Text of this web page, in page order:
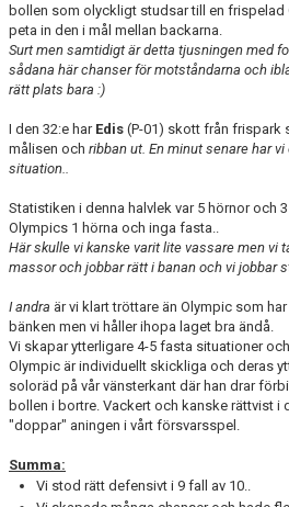
bollen som olyckligt studsar till en frispelad
peta in den i mål mellan backarna.
Surt men samtidigt är detta tjusningen med
sådana här chanser för motståndarna och
rätt plats bara :)
I den 32:e har Edis (P-01) skott från frispark
målisen och ribban ut. En minut senare har
situation..
Statistiken i denna halvlek var 5 hörnor och
Olympics 1 hörna och inga fasta..
Här skulle vi kanske varit lite vassare men vi
massor och jobbar rätt i banan och vi jobbar
I andra är vi klart tröttare än Olympic som
bänken men vi håller ihopa laget bra ändå.
Vi skapar ytterligare 4-5 fasta situationer
Olympic är individuellt skickliga och deras
soloräd på vår vänsterkant där han drar
bollen i bortre. Vackert och kanske rättvist i
"doppar" aningen i vårt försvarsspel.
Summa:
Vi stod rätt defensivt i 9 fall av 10..